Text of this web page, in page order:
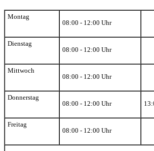
Montag
08:00 - 12:00 Uhr
Dienstag
08:00 - 12:00 Uhr
Mittwoch
08:00 - 12:00 Uhr
Donnerstag
08:00 - 12:00 Uhr
Freitag
08:00 - 12:00 Uhr